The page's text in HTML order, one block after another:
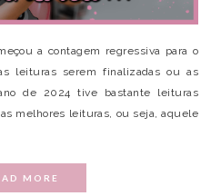
a contagem regressiva para o
leituras serem finalizadas ou as
de 2024 tive bastante leituras
melhores leituras, ou seja, aquele
MORE